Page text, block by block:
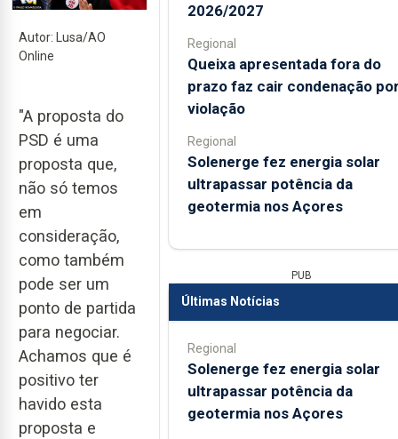
Autor: Lusa/AO
Online
"A proposta do
PSD é uma
proposta que,
não só temos
em
consideração,
como também
pode ser um
ponto de partida
para negociar.
Achamos que é
positivo ter
havido esta
proposta e
2026/2027
Regional
Queixa apresentada fora do
prazo faz cair condenação
violação
Regional
Solenerge fez energia solar
ultrapassar potência da
geotermia nos Açores
PUB
Últimas Notícias
Regional
Solenerge fez energia solar
ultrapassar potência da
geotermia nos Açores